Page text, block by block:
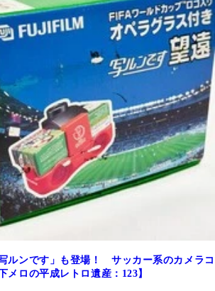
ルンです」も登場！ サッカー系のカメラコ
メロの平成レトロ遺産：123】